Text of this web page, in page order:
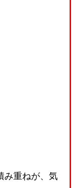
み重ねが、気